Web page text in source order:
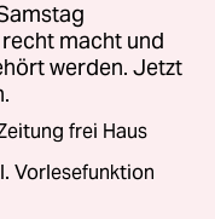
macht und
werden. Jetzt
frei Haus
Vorlesefunktion